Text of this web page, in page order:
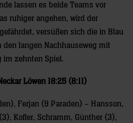
lassen es beide Teams vor
ruhiger angehen, wird der
versüßen sich die in Blau
den langen Nachhauseweg mit
im zehnten Spiel.
Löwen 18:25 (8:11)
Ferjan (9 Paraden) – Hansson,
Kofler, Schramm, Günther (3),